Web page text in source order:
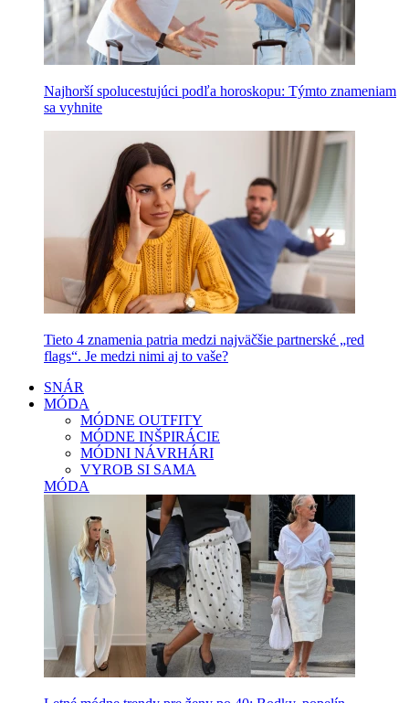
Najhorší spolucestujúci podľa horoskopu: Týmto znameniam
sa vyhnite
Tieto 4 znamenia patria medzi najväčšie partnerské „red
flags“. Je medzi nimi aj to vaše?
SNÁR
MÓDA
MÓDNE OUTFITY
MÓDNE INŠPIRÁCIE
MÓDNI NÁVRHÁRI
VYROB SI SAMA
MÓDA